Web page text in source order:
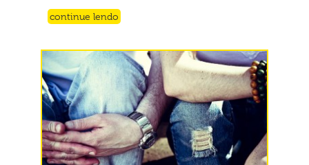
continue lendo